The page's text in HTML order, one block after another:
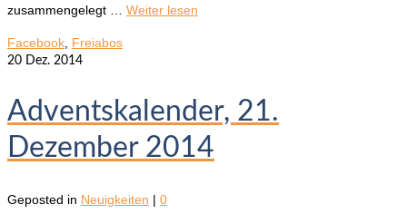
zusammengelegt … Weiter lesen
Facebook Freiabos
20 Dez. 2014
Adventskalender, 21.
Dezember 2014
Geposted in Neuigkeiten | 0